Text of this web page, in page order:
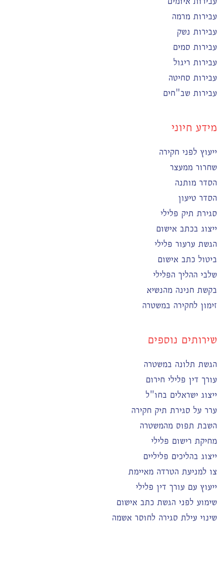
עבירות מרמה
עבירות נשק
עבירות סמים
עבירות ריגול
עבירות סחיטה
עבירות שב"חים
מידע חיוני
ייעוץ לפני חקירה
שחרור ממעצר
הסדר מותנה
הסדר טיעון
סגירת תיק פלילי
ייצוג בכתב אישום
הגשת ערעור פלילי
ביטול כתב אישום
שלבי ההליך הפלילי
בקשת חנינה מהנשיא
זימון לחקירה במשטרה
שירותים נוספים
הגשת תלונה במשטרה
עורך דין פלילי חירום
ייצוג ישראלים בחו"ל
ערר על סגירת תיק חקירה
השבת תפוס מהמשטרה
מחיקת רישום פלילי
ייצוג בהליכים פליליים
צו למניעת הטרדה מאיימת
ייעוץ עם עורך דין פלילי
שימוע לפני הגשת כתב אישום
שינוי עילת סגירה לחוסר אשמה